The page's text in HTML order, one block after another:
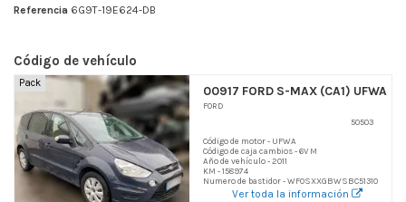
Referencia 6G9T-19E624-DB
Código de vehículo
Pack
00917 FORD S-MAX (CA1) UFWA
FORD
50503
Código de motor - UFWA
Código de caja cambios - 6V M
Año de vehículo - 2011
KM - 158974
Numero de bastidor - WF0SXXGBWSBC51310
Ver toda la información